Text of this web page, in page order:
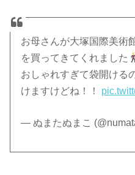
お母さんが大塚国際美術
を買ってきてくれました
おしゃれすぎて袋開ける
けますけどね！！
— ぬまたぬまこ